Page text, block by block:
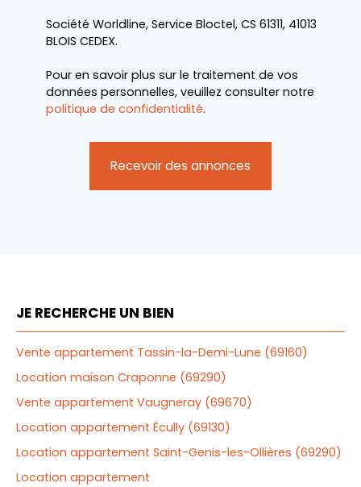
Société Worldline, Service Bloctel, CS 61311, 41013
BLOIS CEDEX.
Pour en savoir plus sur le traitement de vos
données personnelles, veuillez consulter notre
politique de confidentialité.
Recevoir des annonces
JE RECHERCHE UN BIEN
Vente appartement Tassin-la-Demi-Lune (69160)
Location maison Craponne (69290)
Vente appartement Vaugneray (69670)
Location appartement Écully (69130)
Location appartement Saint-Genis-les-Ollières (69290)
Location appartement